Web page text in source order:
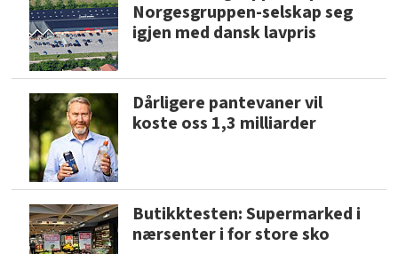
Norgesgruppen-selskap seg
igjen med dansk lavpris
Dårligere pantevaner vil
koste oss 1,3 milliarder
Butikktesten: Supermarked i
nærsenter i for store sko